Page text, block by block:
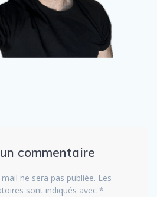
commentaire
ne sera pas publiée. Les
sont indiqués avec *